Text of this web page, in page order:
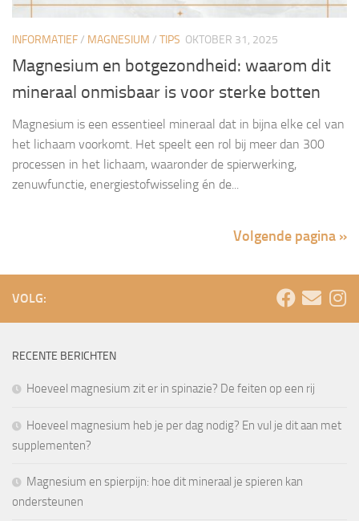
INFORMATIEF/ MAGNESIUM / TIPS OKTOBER 31, 2025
Magnesium en botgezondheid: waarom dit
mineraal onmisbaar is voor sterke botten
Magnesium is een essentieel mineraal dat in bijna elke cel van
het lichaam voorkomt. Het speelt een rol bij meer dan 300
processen in het lichaam, waaronder de spierwerking,
zenuwfunctie, energiestofwisseling én de...
Volgende pagina »
VOLG:
RECENTE BERICHTEN
Hoeveel magnesium zit er in spinazie? De feiten op een rij
Hoeveel magnesium heb je per dag nodig? En vul je dit aan met
supplementen?
Magnesium en spierpijn: hoe dit mineraal je spieren kan
ondersteunen